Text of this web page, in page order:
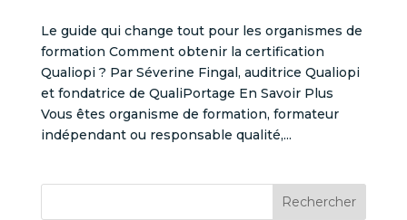
Le guide qui change tout pour les organismes de
formation Comment obtenir la certification
Qualiopi ? Par Séverine Fingal, auditrice Qualiopi
et fondatrice de QualiPortage En Savoir Plus
Vous êtes organisme de formation, formateur
indépendant ou responsable qualité,...